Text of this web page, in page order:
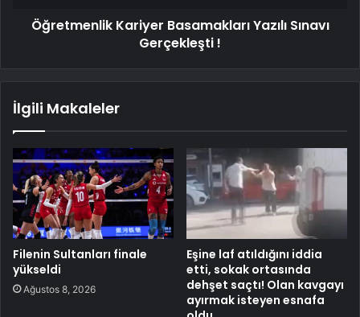
Öğretmenlik Kariyer Basamakları Yazılı Sınavı
Gerçekleşti !
İlgili Makaleler
Filenin Sultanları finale
yükseldi
Ağustos 8, 2026
Eşine laf atıldığını iddia
etti, sokak ortasında
dehşet saçtı! Olan kavgayı
ayırmak isteyen esnafa